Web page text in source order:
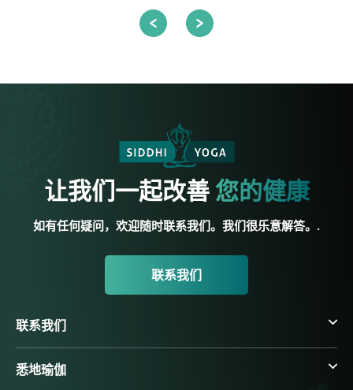
让我们一起改善 您的健康
如有任何疑问，欢迎随时联系我们。我们很乐意解答。.
联系我们
联系我们
悉地瑜伽